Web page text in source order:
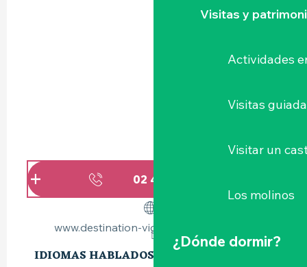
Visitas y
Actividades
Visitas
Visitar un
Los molinos
¿Dónde dormir?
02 40 54 02
www.destination-vignoble-nantais.com
IDIOMAS HABLADOS
IDIOMAS HABLADOS